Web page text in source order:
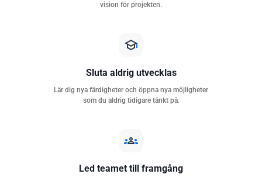
vision för projekten.
Sluta aldrig utvecklas
Lär dig nya färdigheter och öppna nya möjligheter
som du aldrig tidigare tänkt på.
Led teamet till framgång